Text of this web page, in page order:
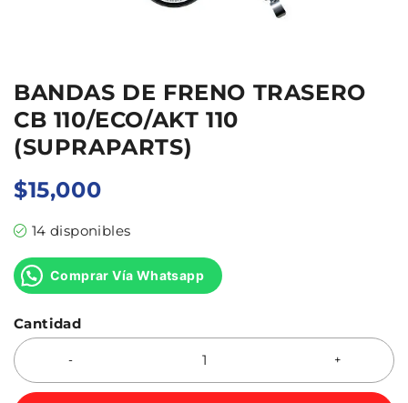
BANDAS DE FRENO TRASERO
CB 110/ECO/AKT 110
(SUPRAPARTS)
$15,000
14 disponibles
Comprar Vía Whatsapp
Cantidad